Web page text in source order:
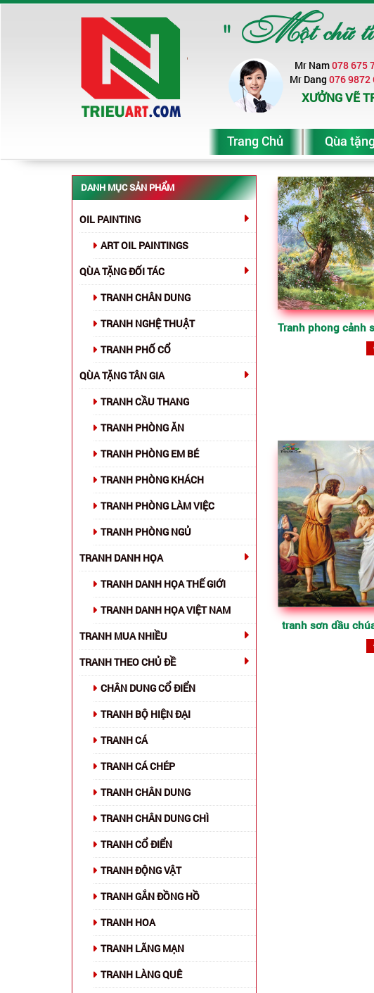
" Một chữ
Mr Nam078 675
Mr Dang 076 9872
XƯỞNG VẼ
Trang Chủ Qùa tặng
tranh sơn dầu
DANH MỤC SẢN PHẨM
OIL PAINTING
ART OIL PAINTINGS
QÙA TẶNG ĐỐI TÁC
TRANH CHÂN DUNG
TRANH NGHỆ THUẬT
TRANH PHỐ CỔ
QÙA TẶNG TÂN GIA
TRANH CẦU THANG
TRANH PHÒNG ĂN
TRANH PHÒNG EM BÉ
TRANH PHÒNG KHÁCH
TRANH PHÒNG LÀM VIỆC
TRANH PHÒNG NGỦ
TRANH DANH HỌA
TRANH DANH HỌA THẾ GIỚI
TRANH DANH HỌA VIỆT NAM
TRANH MUA NHIỀU
TRANH THEO CHỦ ĐỀ
CHÂN DUNG CỔ ĐIỂN
TRANH BỘ HIỆN ĐẠI
TRANH CÁ
TRANH CÁ CHÉP
TRANH CHÂN DUNG
TRANH CHÂN DUNG CHÌ
TRANH CỔ ĐIỂN
TRANH ĐỘNG VẬT
TRANH GẮN ĐỒNG HỒ
TRANH HOA
TRANH LÃNG MẠN
TRANH LÀNG QUÊ